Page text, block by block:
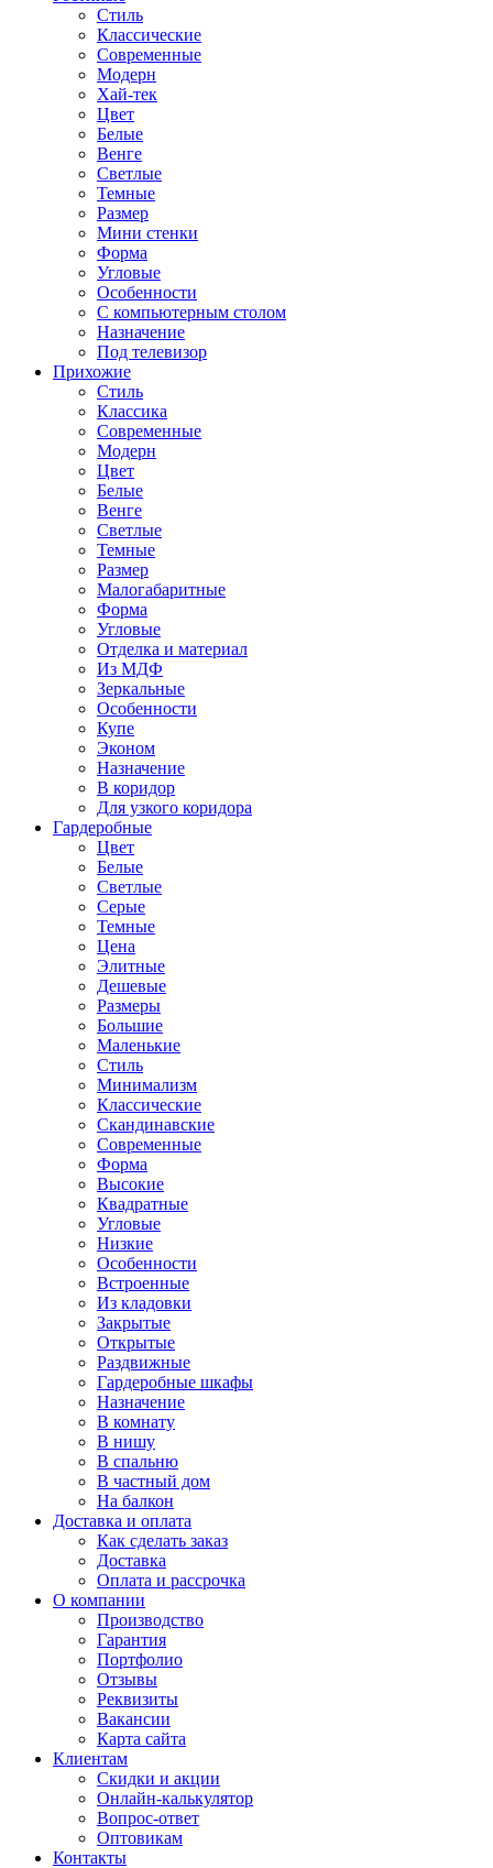
Стиль
Классические
Современные
Модерн
Хай-тек
Цвет
Белые
Венге
Светлые
Темные
Размер
Мини стенки
Форма
Угловые
Особенности
С компьютерным столом
Назначение
Под телевизор
Прихожие
Стиль
Классика
Современные
Модерн
Цвет
Белые
Венге
Светлые
Темные
Размер
Малогабаритные
Форма
Угловые
Отделка и материал
Из МДФ
Зеркальные
Особенности
Купе
Эконом
Назначение
В коридор
Для узкого коридора
Гардеробные
Цвет
Белые
Светлые
Серые
Темные
Цена
Элитные
Дешевые
Размеры
Большие
Маленькие
Стиль
Минимализм
Классические
Скандинавские
Современные
Форма
Высокие
Квадратные
Угловые
Низкие
Особенности
Встроенные
Из кладовки
Закрытые
Открытые
Раздвижные
Гардеробные шкафы
Назначение
В комнату
В нишу
В спальню
В частный дом
На балкон
Доставка и оплата
Как сделать заказ
Доставка
Оплата и рассрочка
О компании
Производство
Гарантия
Портфолио
Отзывы
Реквизиты
Вакансии
Карта сайта
Клиентам
Скидки и акции
Онлайн-калькулятор
Вопрос-ответ
Оптовикам
Контакты